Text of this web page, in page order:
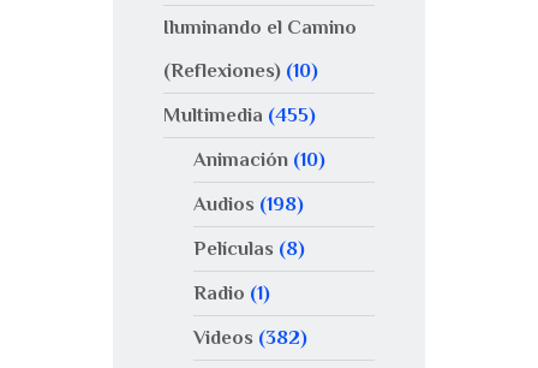
Iluminando el Camino
(Reflexiones) (10)
Multimedia (455)
Animación(10)
Audios (198)
Películas (8)
Radio (1)
Videos (382)